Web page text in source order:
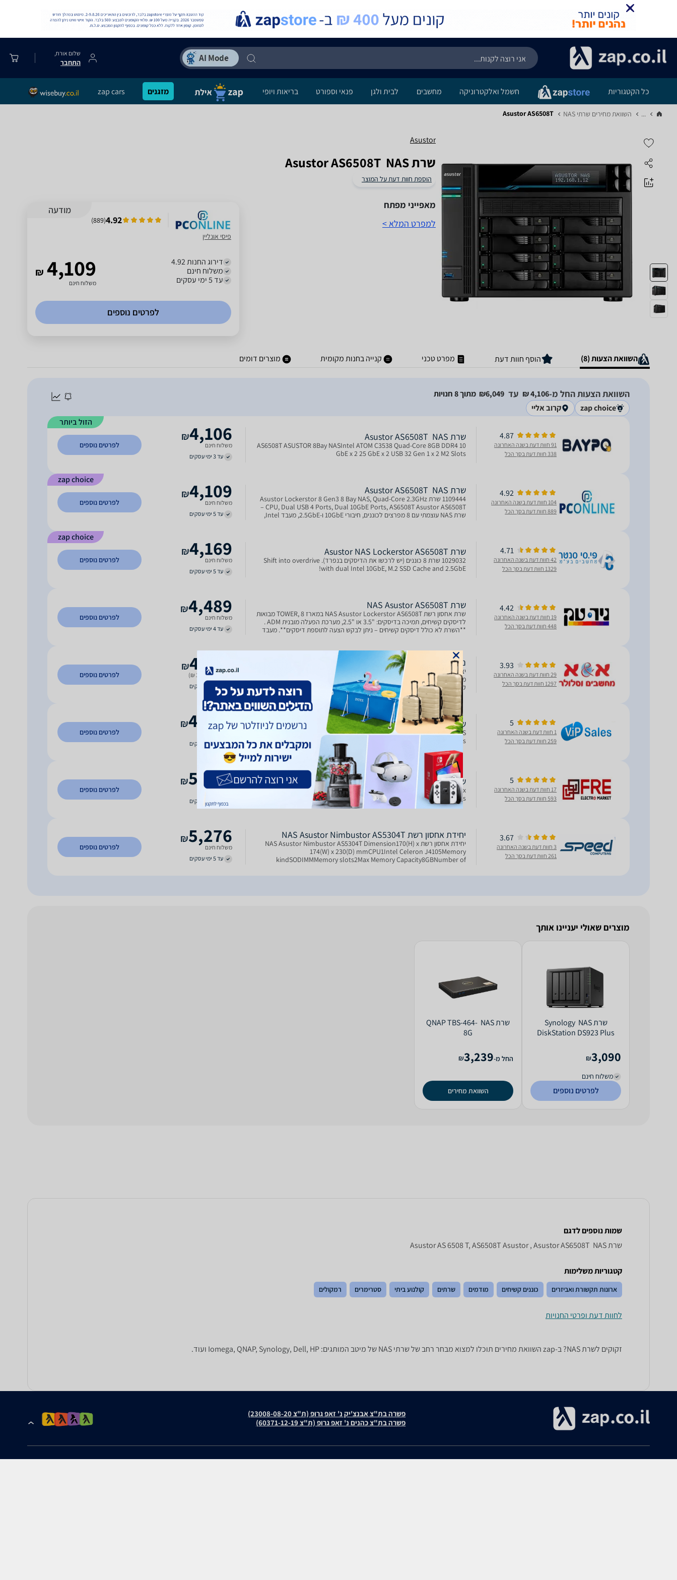
שלום אורח,
התחבר
כל הקטגוריות חשמל ואלקטרוניקה מחשבים לבית ולגן פנאי וספורט בריאות ויופי מזגנים zap cars
... השוואת מחירים שרתי NAS‏ Asustor AS6508T
Asustor
שרת NAS ‏ Asustor AS6508T
הוספת חוות דעת על המוצר
מאפייני מפתח
למפרט המלא >
מודעה
4.92
(
889
)
פיסי אונליין
דירוג החנות 4.92
משלוח חינם
עד 5 ימי עסקים
₪ 4,109
משלוח חינם
לפרטים נוספים
השוואת הצעות (8) הוסף חוות דעת מפרט טכני קנייה בחנות מקומית מוצרים דומים
השוואת הצעות החל מ-4,106‏ ₪ עד 6,049‏₪
מתוך 8 חנויות
zap choice
קרוב אליי
הזול ביותר
4.87
91 חוות דעת בשנה האחרונה
338 חוות דעת בסך הכל
שרת NAS ‏ Asustor AS6508T
AS6508T ASUSTOR 8Bay NASIntel ATOM C3538 Quad-Core 8GB DDR4 10
GbE x 2 25 GbE x 2 USB 32 Gen 1 x 2 M2 Slots
4,106
₪
משלוח חינם
עד 3 ימי עסקים
לפרטים נוספים
zap choice
4.92
104 חוות דעת בשנה האחרונה
889 חוות דעת בסך הכל
שרת NAS ‏ Asustor AS6508T
1109444 שרת Asustor Lockerstor 8 Gen3 8 Bay NAS, Quad-Core 2.3GHz
CPU, Dual USB 4 Ports, Dual 10GbE Ports, AS6508T Asustor AS6508T –
שרת NAS עוצמתי עם 8 מפרצים לכוננים, חיבורי 10GbE ו-2.5GbE, מעבד Intel,
4,109
₪
משלוח חינם
עד 5 ימי עסקים
לפרטים נוספים
zap choice
4.71
42 חוות דעת בשנה האחרונה
1329 חוות דעת בסך הכל
שרת Asustor NAS Lockerstor AS6508T
1029032 שרת 8 כוננים (יש לרכשו את הדיסקים בנפרד). Shift into overdrive
with dual Intel 10GbE, M.2 SSD Cache and 2.5GbE!
4,169
₪
משלוח חינם
עד 5 ימי עסקים
לפרטים נוספים
4.42
19 חוות דעת בשנה האחרונה
448 חוות דעת בסך הכל
שרת NAS Asustor AS6508T
שרת אחסון רשת NAS Asustor Lockerstor AS6508T במארז TOWER, 8 מבואות
לדיסקים קשיחים, תמיכה בדיסקים: "3.5 או "2.5, מערכת הפעלה מובנית ADM .
**השרת לא כולל דיסקים קשיחים – ניתן לבקש הצעה לתוספת דיסקים**. מעבד
4,489
₪
משלוח חינם
עד 4 ימי עסקים
לפרטים נוספים
3.93
29 חוות דעת בשנה האחרונה
1297 חוות דעת בסך הכל
נאס ASUSTOR 8Bay AS6508T בצבע שחור
מודל מעבד: C3538, מספר ליבות מעבד: 4, נפח זכרון פנימי: 8GB DDR4,
קישוריות: 10 GbE x 2, 2.5 GbE x 2, יציאות: USB 3.2 Gen 1 x 2, חריצי M.2: כן,
תכונות נוספות: תמיכה ב-M.2, פתרון אחסון גמיש
4,716
₪
כולל משלוח (35 ₪)
עד 5 ימי עסקים
לפרטים נוספים
5
1 חוות דעת בשנה האחרונה
259 חוות דעת בסך הכל
שרת NAS ‏ Asustor AS6508T
NAS ‏ Asustor AS6508T ASUSTOR 8Bay NAS,Intel ATOM C3538 Quad-
Core, 8GB DDR4, 10 GbE x 2, 2.5 GbE x 2, USB 3.2 Gen 1 x 2 M.2 Slots
4,990
₪
משלוח חינם
עד 7 ימי עסקים
לפרטים נוספים
5
17 חוות דעת בשנה האחרונה
593 חוות דעת בסך הכל
שרת NAS ‏ Asustor AS6508T
ASUSTOR 8Bay NAS,Intel ATOM C3538 Quad-Core, 8GB DDR4, 10 GbE x
2, 2.5 GbE x 2, USB 3.2 Gen 1 x 2 M.2 Slots
5,000
₪
משלוח חינם
עד 3 ימי עסקים
לפרטים נוספים
3.67
3 חוות דעת בשנה האחרונה
261 חוות דעת בסך הכל
יחידת אחסון רשת NAS Asustor Nimbustor AS5304T
יחידת אחסון רשת NAS Asustor Nimbustor AS5304T Dimension170(H) x
174(W) x 230(D) mmCPU1Intel Celeron J4105Memory
kindSODIMMMemory slots2Max Memory Capacity8GBNumber of
5,276
₪
משלוח חינם
עד 5 ימי עסקים
לפרטים נוספים
מוצרים שאולי יעניינו אותך
שרת NAS ‏ Synology
DiskStation DS923 Plus
3,090
₪
משלוח חינם
לפרטים נוספים
שרת NAS ‏ QNAP TBS-464-
8G
החל מ-3,239
₪
השוואת מחירים
שמות נוספים לדגם
שרת NAS ‏ Asustor AS 6508 T, AS6508T Asustor , Asustor AS6508T
קטגוריות משלימות
ארונות תקשורת ואביזרים כוננים קשיחים מודמים שרתים קולנוע ביתי סטרימרים רמקולים
לחוות דעת ופרטי החנויות
זקוקים לשרת NAS? ב-zap השוואת מחירים תוכלו למצוא מבחר רחב של שרתי NAS של מיטב המותגים: Iomega, QNAP, Synology, Dell, HP ועוד.
פשרה בת"צ אבנצ'יק נ' זאפ גרופ (ת"צ 23008-08-20)
פשרה בת"צ כהנים נ' זאפ גרופ (ת"צ 60371-12-19)